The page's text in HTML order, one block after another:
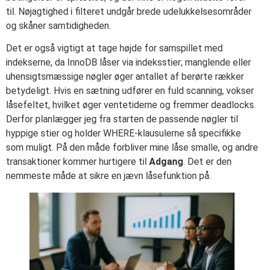
til. Nøjagtighed i filteret undgår brede udelukkelsesområder
og skåner samtidigheden.
Det er også vigtigt at tage højde for samspillet med
indekserne, da InnoDB låser via indeksstier; manglende eller
uhensigtsmæssige nøgler øger antallet af berørte rækker
betydeligt. Hvis en sætning udfører en fuld scanning, vokser
låsefeltet, hvilket øger ventetiderne og fremmer deadlocks.
Derfor planlægger jeg fra starten de passende nøgler til
hyppige stier og holder WHERE-klausulerne så specifikke
som muligt. På den måde forbliver mine låse smalle, og andre
transaktioner kommer hurtigere til Adgang. Det er den
nemmeste måde at sikre en jævn låsefunktion på.